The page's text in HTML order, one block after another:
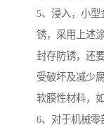
5、浸入，小
锈，采用上述
封存防锈，还
受破坏及减少
软膜性材料，
6、对于机械零